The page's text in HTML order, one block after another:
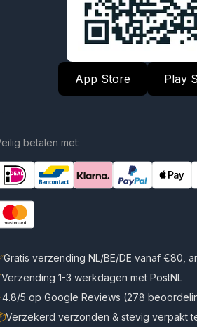
App Store Play
betalen met:
Gratis verzending NL/BE/DE vanaf €80,
Verzending 1-3 werkdagen met PostNL
4.8/5 op Google Reviews (278
Verzekerd verzonden & stevig verpakt